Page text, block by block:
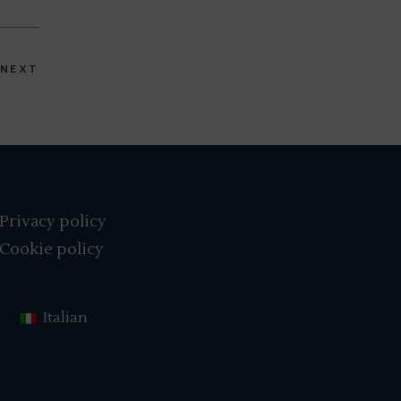
NEXT
policy
policy
Italian